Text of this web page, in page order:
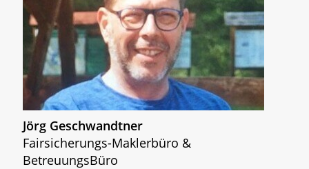
Jörg Geschwandtner
Fairsicherungs-Maklerbüro &
BetreuungsBüro